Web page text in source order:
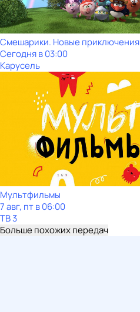
Смешарики. Новые приключения
Сегодня в 03:00
Карусель
Мультфильмы
7 авг, пт в 06:00
ТВ 3
Больше похожих передач